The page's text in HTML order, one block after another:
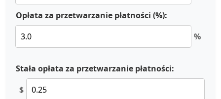
Opłata za przetwarzanie płatności (%):
%
Stała opłata za przetwarzanie płatności:
$